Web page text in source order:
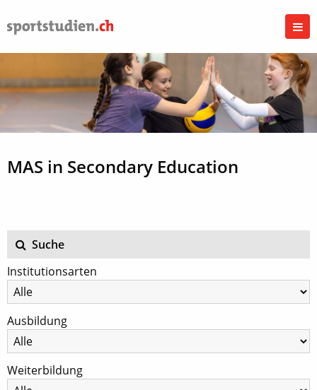
MAS in Secondary Education
Suche
Institutionsarten
Ausbildung
Weiterbildung